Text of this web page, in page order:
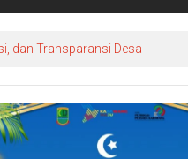
dan Transparansi Desa